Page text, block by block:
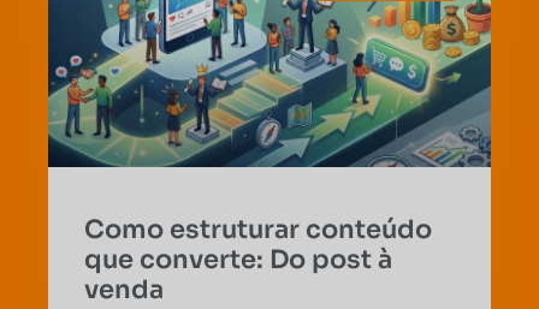
Como estruturar conteúdo
que converte: Do post à
venda